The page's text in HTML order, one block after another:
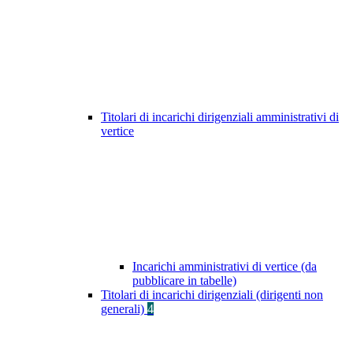
Titolari di incarichi dirigenziali amministrativi di
vertice
Incarichi amministrativi di vertice (da
pubblicare in tabelle)
Titolari di incarichi dirigenziali (dirigenti non
generali) 4